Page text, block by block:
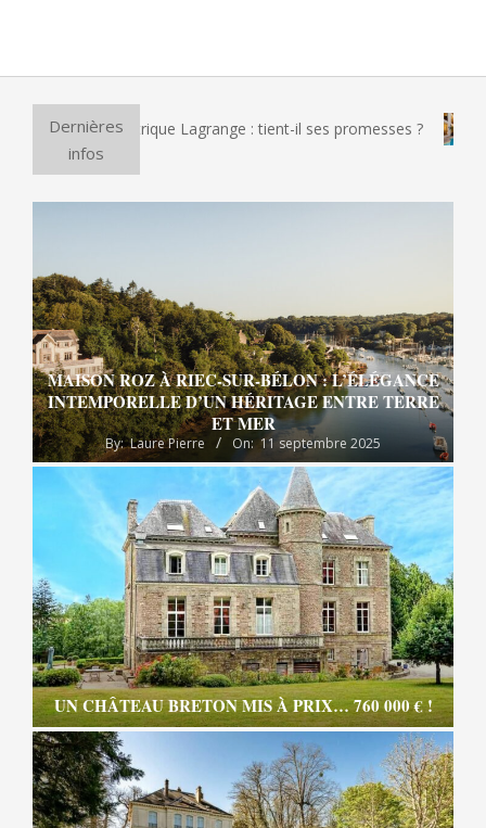
Dernières
infos
électrique Lagrange : tient-il ses promesses ? Et si
MAISON ROZ À RIEC-SUR-BÉLON : L’ÉLÉGANCE
INTEMPORELLE D’UN HÉRITAGE ENTRE TERRE
ET MER
By: Laure Pierre On: 11 septembre 2025
UN CHÂTEAU BRETON MIS À PRIX… 760 000 € !